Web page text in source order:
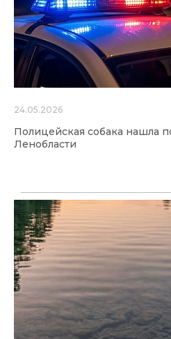
24.05.2026
Полицейская собака нашла
Ленобласти